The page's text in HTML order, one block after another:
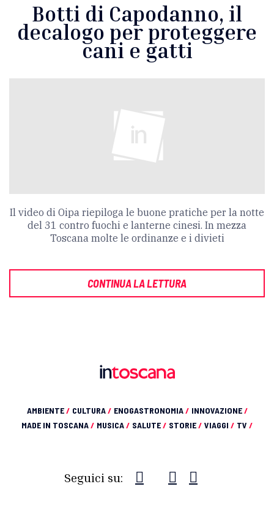
Botti di Capodanno, il
decalogo per proteggere
cani e gatti
Il video di Oipa riepiloga le buone pratiche per la notte
del 31 contro fuochi e lanterne cinesi. In mezza
Toscana molte le ordinanze e i divieti
CONTINUA LA LETTURA
AMBIENTE/ CULTURA/ ENOGASTRONOMIA/ INNOVAZIONE/
MADE IN TOSCANA/ MUSICA/ SALUTE/ STORIE/ VIAGGI / TV /
Seguici su: